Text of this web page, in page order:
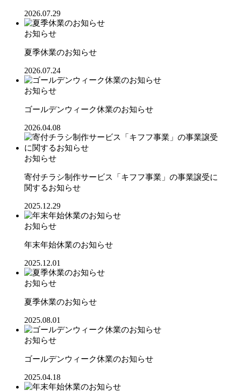
2026.07.29
お知らせ
夏季休業のお知らせ
2026.07.24
お知らせ
ゴールデンウィーク休業のお知らせ
2026.04.08
お知らせ
寄付チラシ制作サービス「キフフ事業」の事業譲受に
関するお知らせ
2025.12.29
お知らせ
年末年始休業のお知らせ
2025.12.01
お知らせ
夏季休業のお知らせ
2025.08.01
お知らせ
ゴールデンウィーク休業のお知らせ
2025.04.18